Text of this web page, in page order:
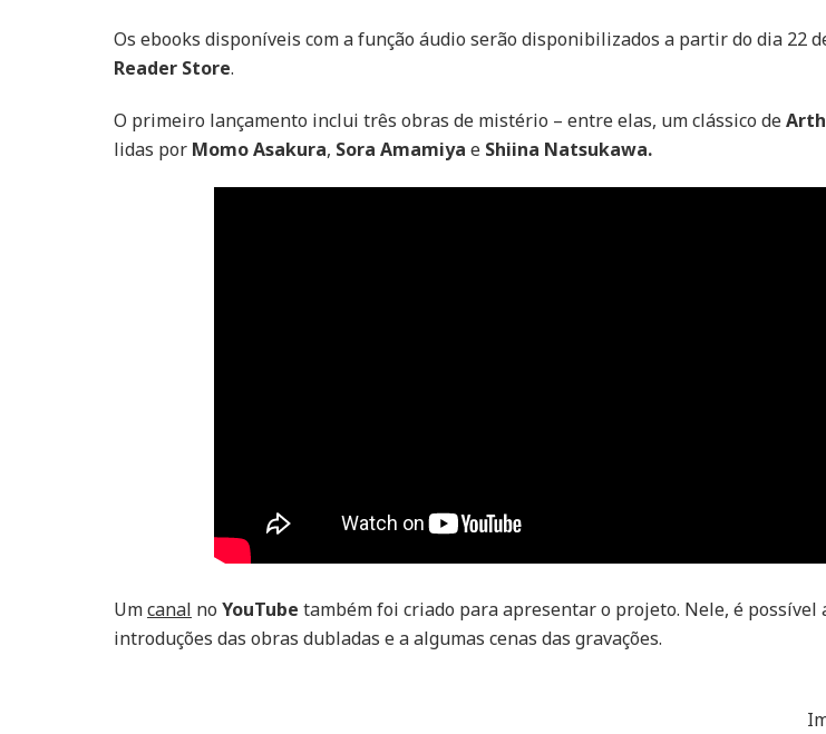
Os ebooks disponíveis com a função áudio serão disponibilizados a partir do dia 22
Reader Store.
O primeiro lançamento inclui três obras de mistério – entre elas, um clássico de
lidas por Momo Asakura, Sora Amamiya e Shiina Natsukawa.
Umcanal no YouTube também foi criado para apresentar o projeto. Nele, é possível
introduções das obras dubladas e a algumas cenas das gravações.